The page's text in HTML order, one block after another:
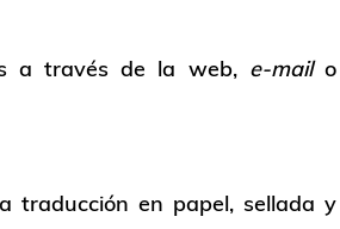
a través de la web, e-mailo
traducción en papel, sellada y